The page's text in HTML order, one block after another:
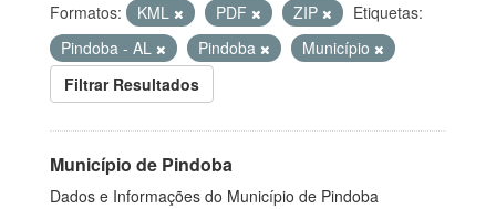
Formatos: KML PDF ZIP
Etiquetas:
Pindoba - AL
Pindoba
Município
Filtrar Resultados
Município de Pindoba
Dados e Informações do Município de Pindoba